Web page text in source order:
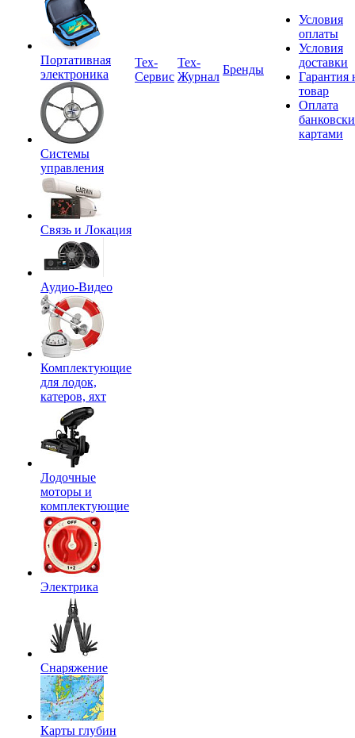
Портативная
электроника
Системы
управления
Связь и Локация
Аудио-Видео
Комплектующие
для лодок,
катеров, яхт
Лодочные
моторы и
комплектующие
Электрика
Снаряжение
Карты глубин
Tex-
Сервис
Тех-
Журнал
Бренды
Условия
оплаты
Условия
доставки
Гарантия
товар
Оплата
картами